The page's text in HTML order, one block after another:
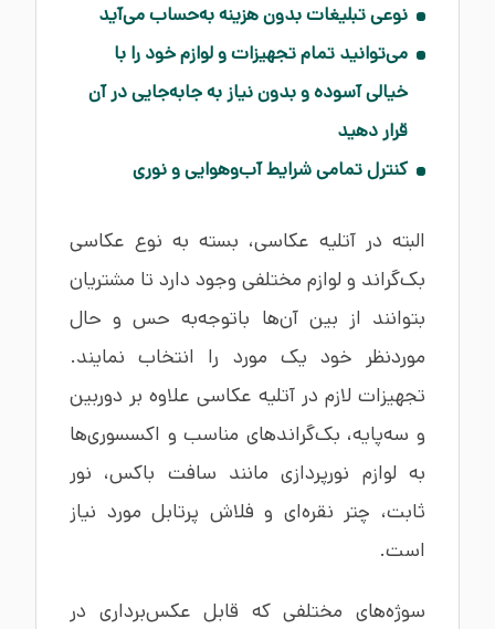
نوعی تبلیغات بدون هزینه به‌حساب می‌آید
می‌توانید تمام تجهیزات و لوازم خود را با
خیالی آسوده و بدون نیاز به جابه‌جایی در آن
قرار دهید
کنترل تمامی شرایط آب‌وهوایی و نوری
البته در آتلیه عکاسی، بسته به نوع عکاسی
بک‌گراند و لوازم مختلفی وجود دارد تا مشتریان
بتوانند از بین آن‌ها باتوجه‌به حس و حال
موردنظر خود یک مورد را انتخاب نمایند.
تجهیزات لازم در آتلیه عکاسی علاوه بر دوربین
و سه‌پایه، بک‌گراندهای مناسب و اکسسوری‌ها
به لوازم نورپردازی مانند سافت باکس، نور
ثابت، چتر نقره‌ای و فلاش پرتابل مورد نیاز
است.
سوژه‌های مختلفی که قابل عکس‌برداری در